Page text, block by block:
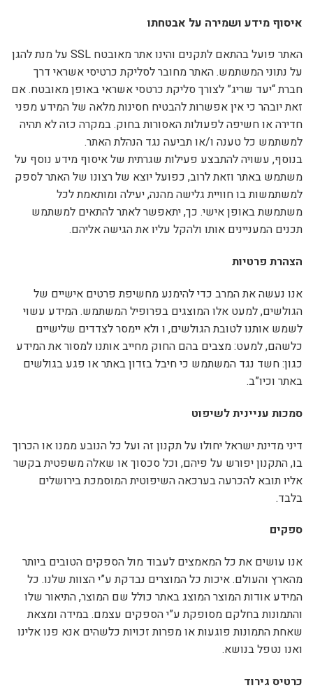
איסוף מידע ושמירה על אבטחתו
האתר פועל בהתאם לתקנים והינו אתר מאובטח SSL על מנת להגן
על נתוני המשתמש. האתר מחובר לסליקת כרטיסי אשראי דרך
חברת “יעד שריג” לצורך סליקת כרטסי אשראי באופן מאובטח. אם
זאת יובהר כי אין אפשרות להבטיח חסינות מלאה של המידע מפני
חדירה או חשיפה לפעולות האסורות בחוק. במקרה כזה לא תהיה
למשתמש כל טענה ו/או תביעה נגד הנהלת האתר.
בנוסף, עשויה להתבצע פעילות שגרתית של איסוף מידע נוסף על
משתמש באתר וזאת לרוב, כפועל יוצא של רצונו של האתר לספק
למשתמשות בו חוויית גלישה מהנה, יעילה ומותאמת לכל
משתמשת באופן אישי. כך, יתאפשר לאתר להתאים למשתמש
תכנים המעניינים אותו ולהקל עליו את הגישה אליהם.
הצהרת פרטיות
אנו נעשה את המרב כדי להימנע מחשיפת פרטים אישיים של
הגולשים, למעט אלו המוצגים בפרופיל המשתמש. המידע עשוי
לשמש אותנו לטובת הגולשים, ו ולא יימסר לצדדים שלישיים
כלשהם, למעט: מצבים בהם החוק מחייב אותנו למסור את המידע
כגון: חשד נגד המשתמש כי חיבל בזדון באתר או פגע בגולשים
באתר וכיו”ב.
סמכות עניינית לשיפוט
דיני מדינת ישראל יחולו על תקנון זה ועל כל הנובע ממנו או הכרוך
בו, התקנון יפורש על פיהם, וכל סכסוך או שאלה משפטית בקשר
אליו תובא להכרעה בערכאה השיפוטית המוסמכת בירושלים
בלבד.
ספקים
אנו עושים את כל המאמצים לעבוד מול הספקים הטובים ביותר
מהארץ והעולם. איכות כל המוצרים נבדקת ע”י הצוות שלנו. כל
המידע אודות המוצר המוצג באתר כולל שם המוצר, התיאור שלו
והתמונות בחלקם מסופקת ע”י הספקים עצמם. במידה ומצאת
שאחת התמונות פוגעות או מפרות זכויות כלשהים אנא פנו אלינו
ואנו נטפל בנושא.
כרטיס גירוד